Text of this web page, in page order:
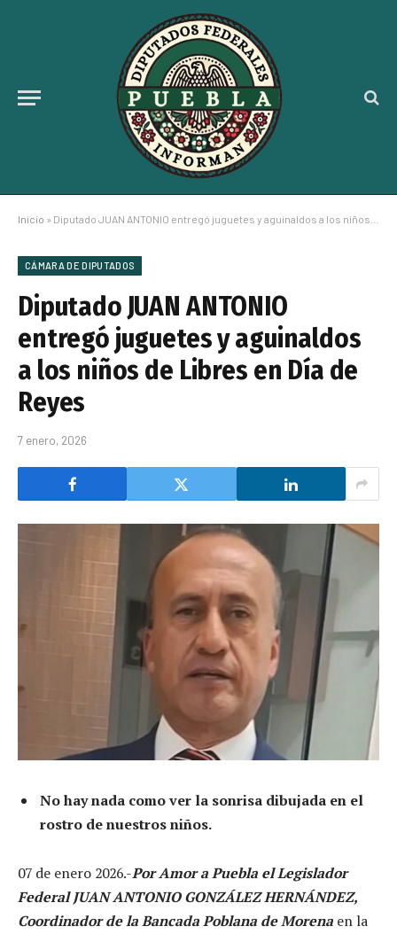
Inicio » Diputado JUAN ANTONIO entregó juguetes y aguinaldos a los niños de Libres en Día de Reyes
CÁMARA DE DIPUTADOS
Diputado JUAN ANTONIO
entregó juguetes y aguinaldos
a los niños de Libres en Día de
Reyes
7 enero, 2026
No hay nada como ver la sonrisa dibujada en el
rostro de nuestros niños.
07 de enero 2026.-Por Amor a Puebla el Legislador
Federal JUAN ANTONIO GONZÁLEZ HERNÁNDEZ,
Coordinador de la Bancada Poblana de Morena en la